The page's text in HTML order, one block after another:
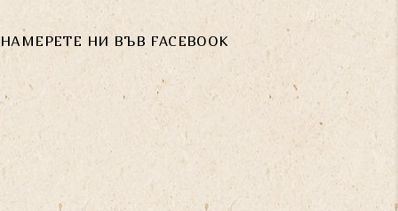
НАМЕРЕТЕ НИ ВЪВ FACEBOOK